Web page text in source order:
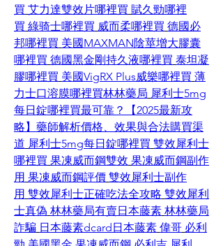
買 艾力達雙效片哪裡買 賦久勁哪裡
買 綠骑士哪裡買 威而柔哪裡買 德國必
邦哪裡買 美國MAXMAN陰莖增大膠囊
哪裡買 德國黑金剛持久液哪裡買 泰坦凝
膠哪裡買 美國VigRX Plus威樂哪裡買 薄
力士口溶膜哪裡買林林藥局 犀利士5mg
每日錠哪裡買最可靠？【2025最新攻
略】藥師解析價格、效果與合法購買渠
道 犀利士5mg每日錠哪裡買 雙效犀利士
哪裡買 果凍威而鋼雙效 果凍威而鋼副作
用 果凍威而鋼評價 雙效犀利士副作
用 雙效犀利士正確吃法全攻略 雙效犀利
士真偽 林林藥局有賣日本藤素 林林藥局
詐騙 日本藤素dcard日本藤素 偉哥 必利